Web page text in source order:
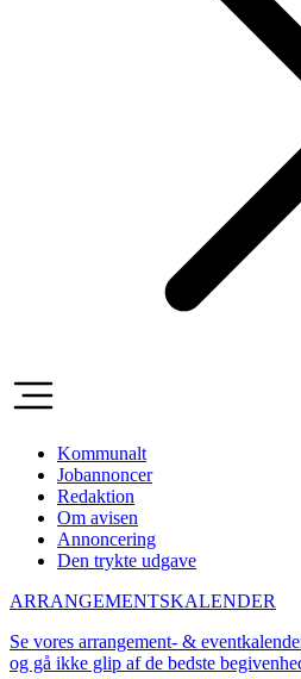
Kommunalt
Jobannoncer
Redaktion
Om avisen
Annoncering
Den trykte udgave
ARRANGEMENTSKALENDER
Se vores arrangement- &
og gå ikke glip af de bedste